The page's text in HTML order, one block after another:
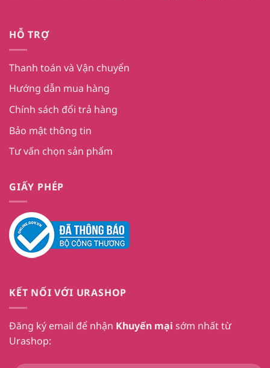
HỖ TRỢ
Thanh toán và Vận chuyển
Hướng dẫn mua hàng
Chính sách đổi trả hàng
Bảo mật thông tin
Tư vấn chọn sản phẩm
GIẤY PHÉP
KẾT NỐI VỚI URASHOP
Đăng ký email để nhận Khuyến mại sớm nhất từ
Urashop: